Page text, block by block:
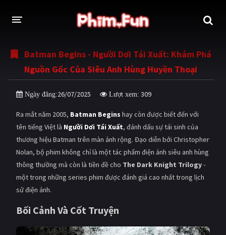
THỂ LOẠI
Thần thoại - Cổ trang Hành động
Tâm lý
Nhạc kịch
Kinh dị Tội phạm - Hình sự
Phiêu lưu Hài hước
Viễn tưởng Khoa học - Tài liệu
Batman Begins - Người Dơi Tái Xuất: Khám Phá
Nguồn Gốc Của Siêu Anh Hùng Huyền Thoại
Ngày đăng:26/07/2025 Lượt xem: 309
Ra mắt năm 2005, Batman Begins hay còn được biết đến với
tên tiếng Việt là Người Dơi Tái Xuất, đánh dấu sự tái sinh của
thương hiệu Batman trên màn ảnh rộng. Đạo diễn bởi Christopher
Nolan, bộ phim không chỉ là một tác phẩm điện ảnh siêu anh hùng
thông thường mà còn là tiền đề cho The Dark Knight Trilogy-
một trong những series phim được đánh giá cao nhất trong lịch
sử điện ảnh.
Bối Cảnh Và Cốt Truyện